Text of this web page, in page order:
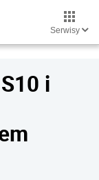
Serwisy
i